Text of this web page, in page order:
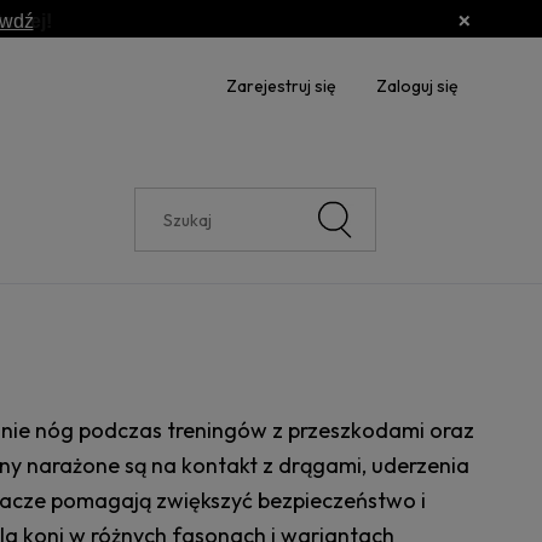
Zarejestruj się Zaloguj się
nóg podczas treningów z przeszkodami oraz
narażone są na kontakt z drągami, uderzenia
pomagają zwiększyć bezpieczeństwo i
koni w różnych fasonach i wariantach